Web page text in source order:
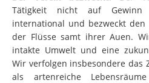
Tätigkeit nicht auf Gewinn
international und bezweckt
der Flüsse samt ihrer Auen.
intakte Umwelt und eine
Wir verfolgen insbesondere das
als artenreiche